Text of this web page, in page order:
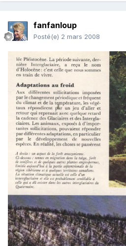
fanfanloup
Posté(e) 2 mars 2008